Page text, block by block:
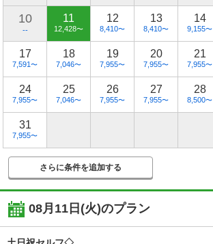
10
--
11
12,428〜
12
8,410〜
13
8,410〜
14
9,155〜
17
7,591〜
18
7,046〜
19
7,955〜
20
7,955〜
21
7,955〜
24
7,955〜
25
7,046〜
26
7,955〜
27
7,955〜
28
8,500〜
31
7,955〜
さらに条件を追加する
08月11日(火)のプラン